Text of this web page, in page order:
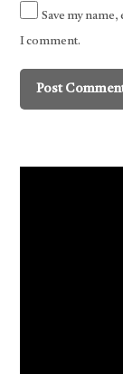
Save my
I comment.